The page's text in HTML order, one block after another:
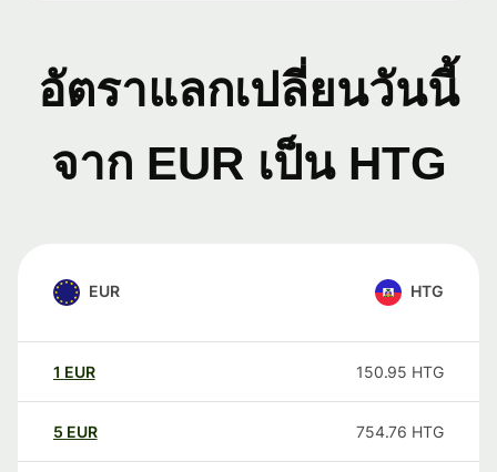
อัตราแลกเปลี่ยนวันนี้
จาก EUR เป็น HTG
EUR HTG
1 EUR 150.95 HTG
5 EUR 754.76 HTG